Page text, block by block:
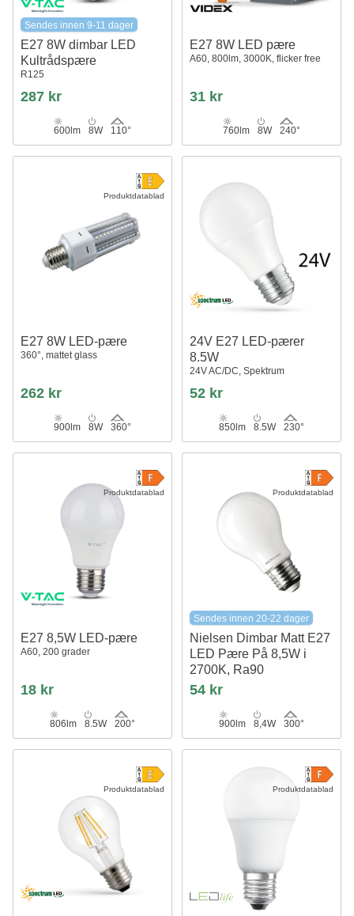
Sendes innen 9-11 dager
E27 8W dimbar LED
Kultrådspære
R125
287 kr
600lm 8W 110°
E27 8W LED pære
A60, 800lm, 3000K, flicker free
31 kr
760lm 8W 240°
Produktdatablad
E27 8W LED-pære
360°, mattet glass
262 kr
900lm 8W 360°
24V E27 LED-pærer
8.5W
24V AC/DC, Spektrum
52 kr
850lm 8.5W 230°
Produktdatablad
E27 8,5W LED-pære
A60, 200 grader
18 kr
806lm 8.5W 200°
Produktdatablad
Sendes innen 20-22 dager
Nielsen Dimbar Matt E27
LED Pære På 8,5W i
2700K, Ra90
54 kr
900lm 8,4W 300°
Produktdatablad Produktdatablad